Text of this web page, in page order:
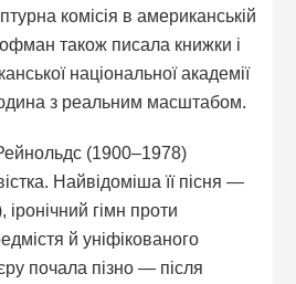
комісія в американській
також писала книжки і
національної академії
з реальним масштабом.
(1900–1978)
Найвідоміша її пісня —
іронічний гімн проти
й уніфікованого
почала пізно — після